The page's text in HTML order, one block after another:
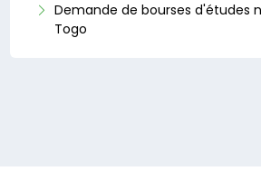
Demande de bourses d'études
Togo